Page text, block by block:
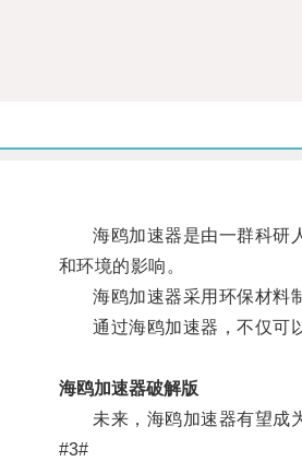
海鸥加速器是由一群科研人
和环境的影响。
海鸥加速器采用环保材料制
通过海鸥加速器，不仅可以
海鸥加速器破解版
未来，海鸥加速器有望成为
#3#